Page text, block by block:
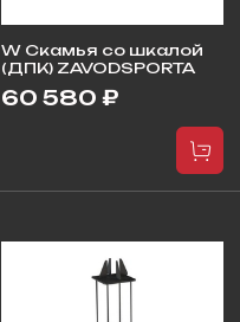
W Скамья со шкалой
(ДПК) ZAVODSPORTA
60 580 ₽